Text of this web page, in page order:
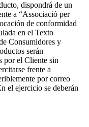
dispondrá de un
a “Associació per
de conformidad
en el Texto
Consumidores y
serán
por el Cliente sin
frente a
por correo
el ejercicio se deberán